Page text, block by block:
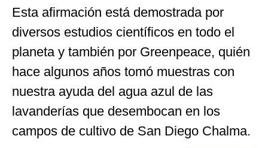
Esta afirmación está demostrada por
diversos estudios científicos en todo el
planeta y también por Greenpeace, quién
hace algunos años tomó muestras con
nuestra ayuda del agua azul de las
lavanderías que desembocan en los
campos de cultivo de San Diego Chalma.